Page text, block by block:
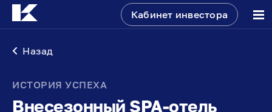
Кабинет инвестора
Назад
ИСТОРИЯ УСПЕХА
Внесезонный SPA-отель